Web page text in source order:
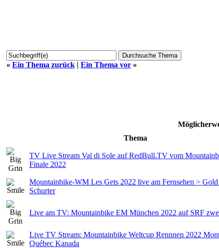
« Ein Thema zurück | Ein Thema vor »
Thema
TV Live Stream Val di Sole auf RedBull.TV vom
Finale 2022
Mountainbike-WM Les Gets 2022 live am Fernsehen >
Schurter
Live am TV: Mountainbike EM München 2022 auf SRF
Live TV Stream: Mountainbike Weltcup Rennnen 2022
Québec Kanada